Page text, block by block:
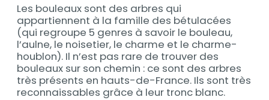
Les bouleaux sont des arbres qui
appartiennent à la famille des bétulacées
(qui regroupe 5 genres à savoir le bouleau,
l’aulne, le noisetier, le charme et le charme-
houblon). Il n’est pas rare de trouver des
bouleaux sur son chemin : ce sont des arbres
très présents en hauts-de-France. Ils sont très
reconnaissables grâce à leur tronc blanc.